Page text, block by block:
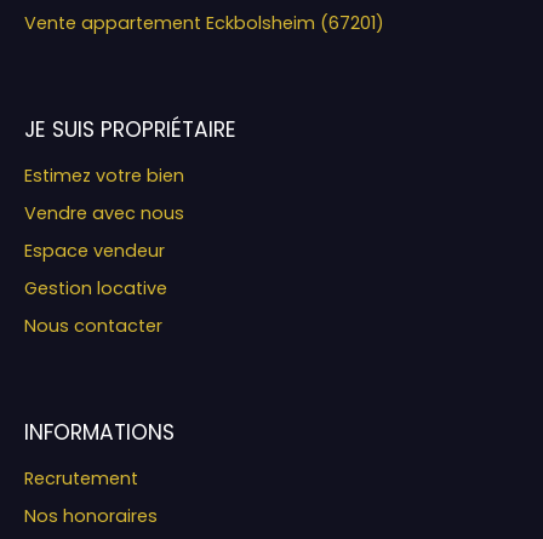
Vente appartement Eckbolsheim (67201)
JE SUIS PROPRIÉTAIRE
Estimez votre bien
Vendre avec nous
Espace vendeur
Gestion locative
Nous contacter
INFORMATIONS
Recrutement
Nos honoraires